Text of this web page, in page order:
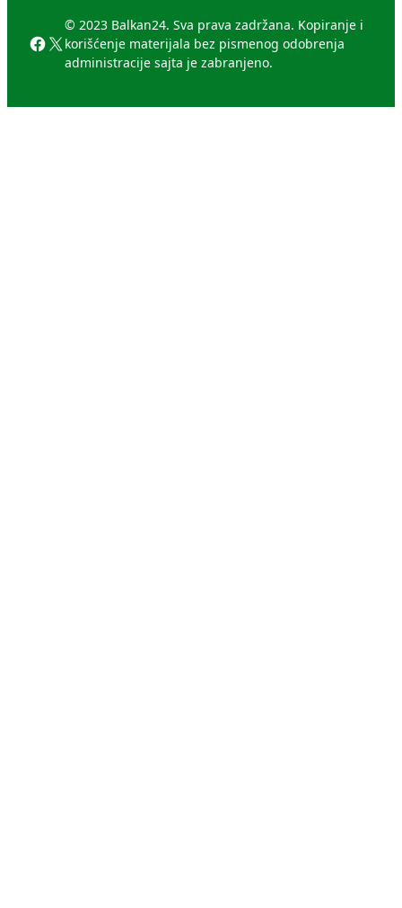
Facebook
X
© 2023 Balkan24. Sva prava zadržana. Kopiranje i
korišćenje materijala bez pismenog odobrenja
administracije sajta je zabranjeno.